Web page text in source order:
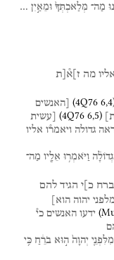
מַה־ מְּלַאכְתְּךָ֙ וּמֵאַ֣יִן …
מה ז]א֯[ת
(4Q76 6,4
[האנשים
(4Q76 6,5) [עשית
גדולה ויאמר֯ו אליו
גְדוֹלָ֔ה וַיֹּאמְר֥וּ אֵלָ֖יו מַה־
ברח כ]י הגיד להם
מלפני יהוה הוא]
( ידעו האנשים כי֯
מִלִּפְנֵ֤י יְהוָה֙ ה֣וּא בֹרֵ֔חַ כִּ֥י